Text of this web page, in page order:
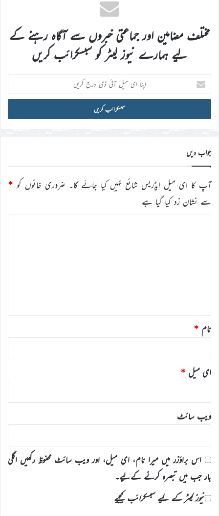
مختلف مضامین اور جماعتی خبروں سے آگاہ رہنے کے
لیے ہمارے نیوز لیٹر کو سبسکرائب کریں
اپنا
ای
میل
ڈی
درج
کریں
جواب دیں
آپ کا ای میل ایڈریس شائع نہیں کیا جائے گا۔ ضروری خانوں کو *
سے نشان زد کیا گیا ہے
نام *
ای میل *
ویب‌ سائٹ
اس براؤزر میں میرا نام، ای میل، اور ویب سائٹ محفوظ رکھیں اگلی
بار جب میں تبصرہ کرنے کےلیے۔
نیوز لیٹر کے لیے سبسکرائب کیجیے